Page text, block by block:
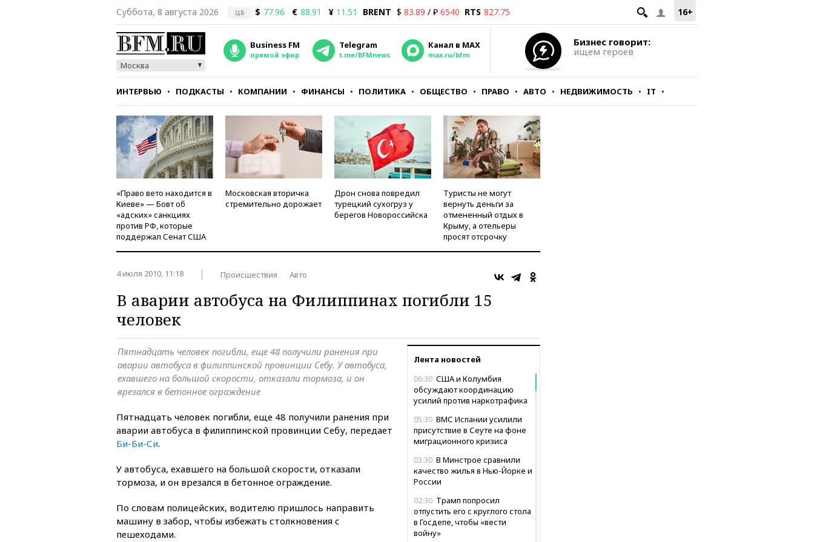
16+
Суббота, 8 августа 2026 ЦБ $ 77.96 € 88.91 ¥ 11.51 BRENT $ 83.89 / ₽ 6540 RTS 827.75
Москва
Business FM
прямой эфир
Telegram
t.me/BFMnews
Канал в MAX
max.ru/bfm
Бизнес говорит:
ищем героев
ИНТЕРВЬЮ ПОДКАСТЫ КОМПАНИИ ФИНАНСЫ ПОЛИТИКА ОБЩЕСТВО ПРАВО АВТО НЕДВИЖИМОСТЬ IT
СТИЛЬ ТЕСТЫ
«Право вето находится в
Киеве» — Бовт об
«адских» санкциях
против РФ, которые
поддержал Сенат США
Московская вторичка
стремительно дорожает
Дрон снова повредил
турецкий сухогруз у
берегов Новороссийска
Туристы не могут
вернуть деньги за
отмененный отдых в
Крыму, а отельеры
просят отсрочку
4 июля 2010, 11:18 Происшествия Авто
В аварии автобуса на Филиппинах погибли 15
человек
Лента новостей
06:30 США и Колумбия
обсуждают координацию
усилий против наркотрафика
05:30 ВМС Испании усилили
присутствие в Сеуте на фоне
миграционного кризиса
03:30 В Минстрое сравнили
качество жилья в Нью-Йорке и
России
02:30 Трамп попросил
отпустить его с круглого стола
в Госдепе, чтобы «вести
войну»
Пятнадцать человек погибли, еще 48 получили ранения при
аварии автобуса в филиппинской провинции Себу. У автобуса,
ехавшего на большой скорости, отказали тормоза, и он
врезался в бетонное ограждение
Пятнадцать человек погибли, еще 48 получили ранения при
аварии автобуса в филиппинской провинции Себу, передает
Би-Би-Си.
У автобуса, ехавшего на большой скорости, отказали
тормоза, и он врезался в бетонное ограждение.
По словам полицейских, водителю пришлось направить
машину в забор, чтобы избежать столкновения с
пешеходами.